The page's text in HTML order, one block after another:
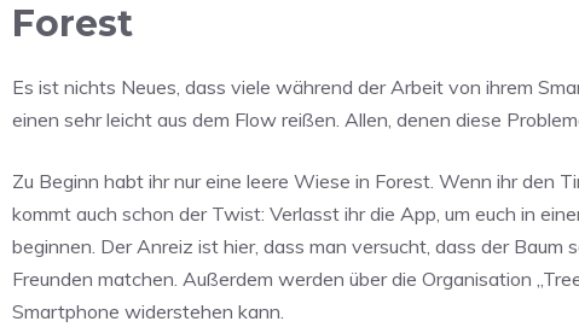
Forest
Es ist nichts Neues, dass viele während der Arbeit von ihrem
einen sehr leicht aus dem Flow reißen. Allen, denen diese
Zu Beginn habt ihr nur eine leere Wiese in Forest. Wenn ihr den
kommt auch schon der Twist: Verlasst ihr die App, um euch in
beginnen. Der Anreiz ist hier, dass man versucht, dass der
Freunden matchen. Außerdem werden über die Organisation
Smartphone widerstehen kann.